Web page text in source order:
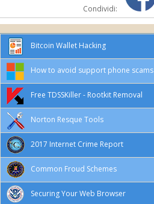
Condividi:
Bitcoin Wallet Hacking
How to avoid support phone scams
Free TDSSKiller - Rootkit Removal
Norton Resque Tools
2017 Internet Crime Report
Common Froud Schemes
Securing Your Web Browser